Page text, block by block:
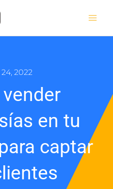
2022
en tu
captar